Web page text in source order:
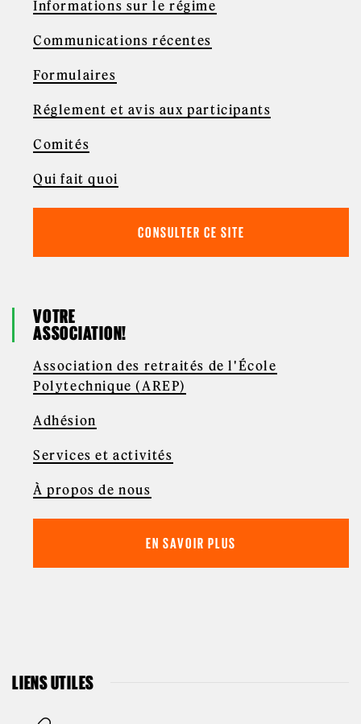
Informations sur le régime
Communications récentes
Formulaires
Réglement et avis aux participants
Comités
Qui fait quoi
CONSULTER CE SITE
VOTRE
ASSOCIATION!
Association des retraités de l'École
Polytechnique (AREP)
Adhésion
Services et activités
À propos de nous
EN SAVOIR PLUS
LIENS UTILES